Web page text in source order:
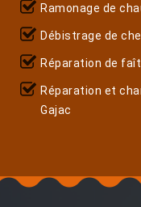
Ramonage de
Débistrage de
Réparation de
Réparation et
Gajac